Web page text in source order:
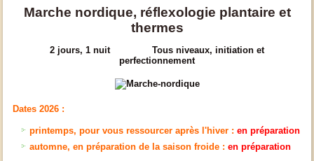
Marche nordique, réflexologie plantaire et
thermes
2 jours, 1 nuit Tous niveaux, initiation et
perfectionnement
Dates 2026 :
printemps, pour vous ressourcer après l'hiver :en préparation
automne, en préparation de la saison froide :en préparation